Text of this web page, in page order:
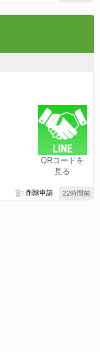
QRコードを
見る
22時間前
削除申請